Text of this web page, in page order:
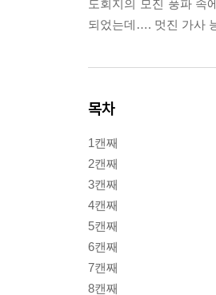
도회지의 모진 풍파 속
되었는데…. 멋진 가사
목차
1캔째
2캔째
3캔째
4캔째
5캔째
6캔째
7캔째
8캔째